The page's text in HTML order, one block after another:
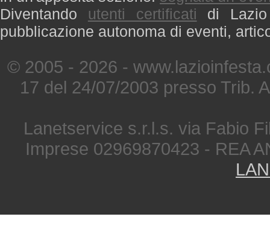
Diventando utenti certificati di
pubblicazione autonoma di eventi,
© 2005 - 2026 -
17 del 24/07/2003 presso Trib.
Lanetservice s.r.l.s. via Fabio
Imprese 02969870423 - REA